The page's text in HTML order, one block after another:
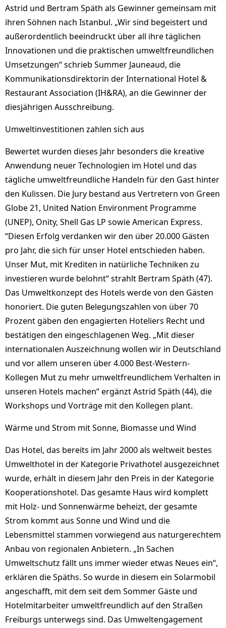
Astrid und Bertram Späth als Gewinner gemeinsam mit
ihren Söhnen nach Istanbul. „Wir sind begeistert und
außerordentlich beeindruckt über all ihre täglichen
Innovationen und die praktischen umweltfreundlichen
Umsetzungen“ schrieb Summer Jauneaud, die
Kommunikationsdirektorin der International Hotel &
Restaurant Association (IH&RA), an die Gewinner der
diesjährigen Ausschreibung.
Umweltinvestitionen zahlen sich aus
Bewertet wurden dieses Jahr besonders die kreative
Anwendung neuer Technologien im Hotel und das
tägliche umweltfreundliche Handeln für den Gast hinter
den Kulissen. Die Jury bestand aus Vertretern von Green
Globe 21, United Nation Environment Programme
(UNEP), Onity, Shell Gas LP sowie American Express.
“Diesen Erfolg verdanken wir den über 20.000 Gästen
pro Jahr, die sich für unser Hotel entschieden haben.
Unser Mut, mit Krediten in natürliche Techniken zu
investieren wurde belohnt“ strahlt Bertram Späth (47).
Das Umweltkonzept des Hotels werde von den Gästen
honoriert. Die guten Belegungszahlen von über 70
Prozent gäben den engagierten Hoteliers Recht und
bestätigen den eingeschlagenen Weg. „Mit dieser
internationalen Auszeichnung wollen wir in Deutschland
und vor allem unseren über 4.000 Best-Western-
Kollegen Mut zu mehr umweltfreundlichem Verhalten in
unseren Hotels machen“ ergänzt Astrid Späth (44), die
Workshops und Vorträge mit den Kollegen plant.
Wärme und Strom mit Sonne, Biomasse und Wind
Das Hotel, das bereits im Jahr 2000 als weltweit bestes
Umwelthotel in der Kategorie Privathotel ausgezeichnet
wurde, erhält in diesem Jahr den Preis in der Kategorie
Kooperationshotel. Das gesamte Haus wird komplett
mit Holz- und Sonnenwärme beheizt, der gesamte
Strom kommt aus Sonne und Wind und die
Lebensmittel stammen vorwiegend aus naturgerechtem
Anbau von regionalen Anbietern. „In Sachen
Umweltschutz fällt uns immer wieder etwas Neues ein“,
erklären die Späths. So wurde in diesem ein Solarmobil
angeschafft, mit dem seit dem Sommer Gäste und
Hotelmitarbeiter umweltfreundlich auf den Straßen
Freiburgs unterwegs sind. Das Umweltengagement